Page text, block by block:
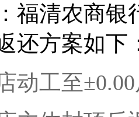
福清农商
还方案如下
动工至